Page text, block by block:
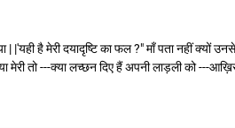
| |'यही है मेरी दयादृष्टि का फल ?" माँ पता नहीं
मेरी तो ---क्या लच्छन दिए हैं अपनी लाड़ली को ---